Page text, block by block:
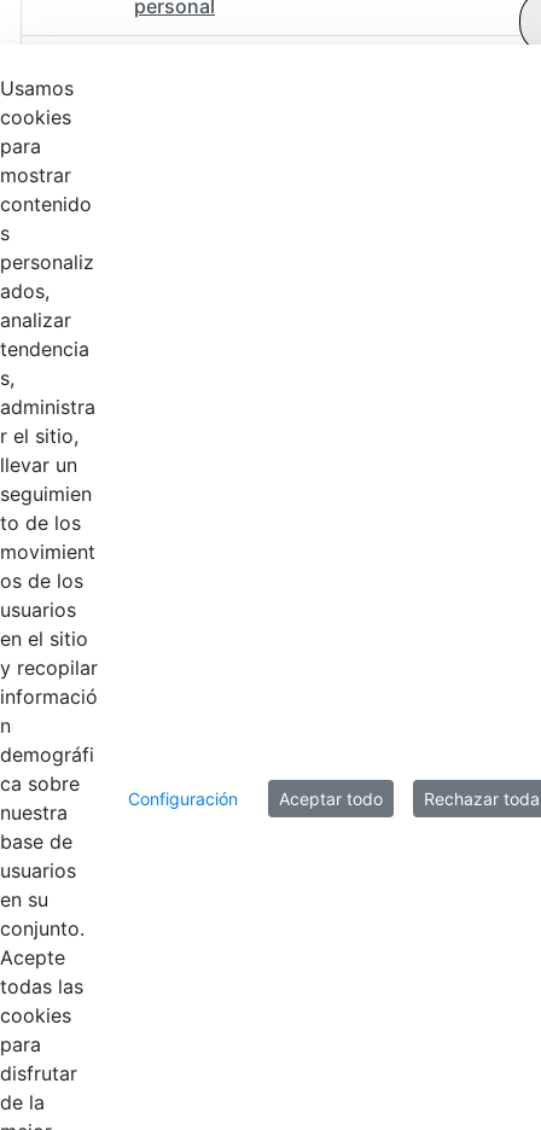
personal
Mostrando el intervalo 1 - 8 de 10 resultados.
Usamos
cookies
para
mostrar
contenido
s
personaliz
ados,
analizar
tendencia
s,
administra
r el sitio,
llevar un
seguimien
to de los
movimient
os de los
usuarios
en el sitio
y recopilar
informació
n
demográfi
ca sobre
nuestra
base de
usuarios
en su
conjunto.
Acepte
todas las
cookies
para
disfrutar
de la
Configuración Aceptar todo Rechazar